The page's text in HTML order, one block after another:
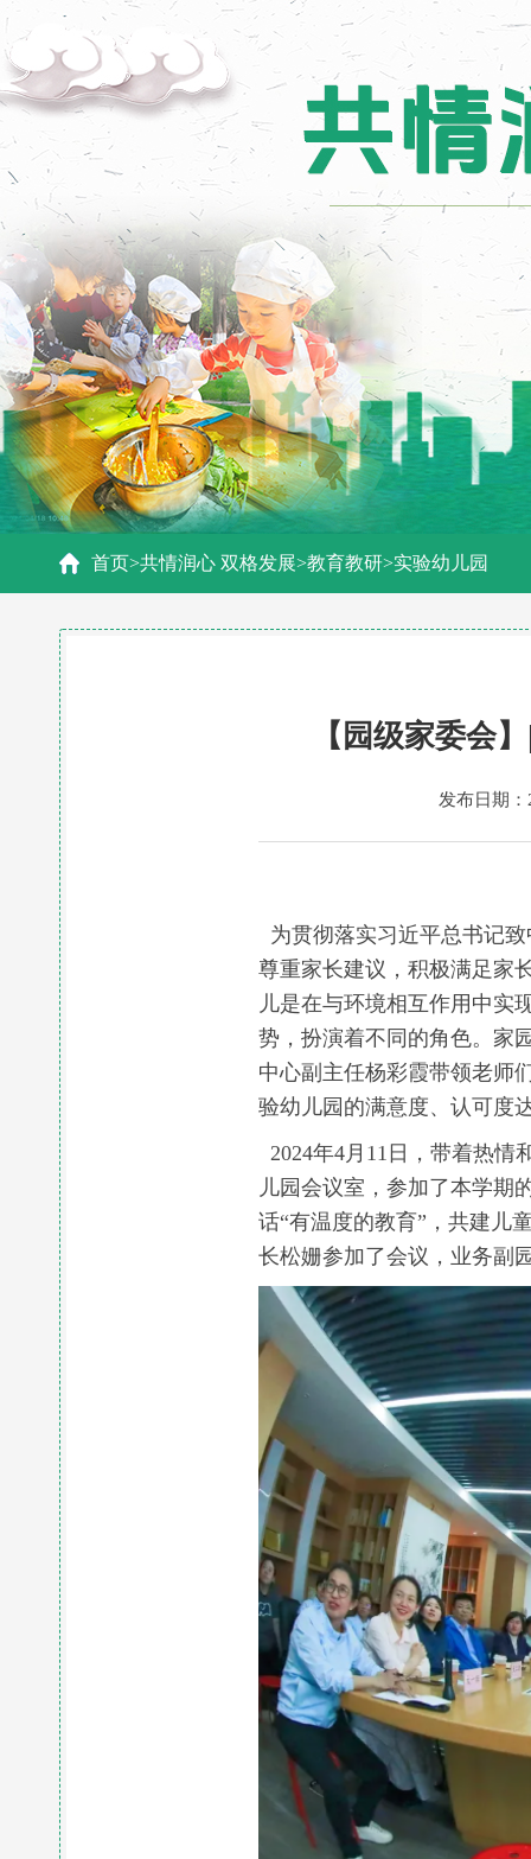
首页>共情润心 双格发展>教育教研>实验幼儿园
【园级家委会
发布日期
为贯彻落实习近平总书记
尊重家长建议，积极满足家
儿是在与环境相互作用中实
势，扮演着不同的角色。家
中心副主任杨彩霞带领老师
验幼儿园的满意度、认可度
2024年4月11日，带着热情
儿园会议室，参加了本学期
话“有温度的教育”，共建儿
长松姗参加了会议，业务副